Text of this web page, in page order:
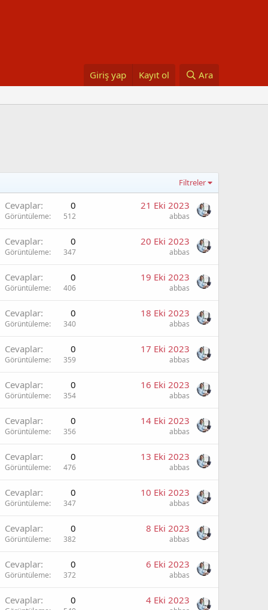
Giriş yap Kayıt ol Ara
Filtreler
Cevaplar 0
Görüntüleme 512
21 Eki 2023
abbas
Cevaplar 0
Görüntüleme 347
20 Eki 2023
abbas
Cevaplar 0
Görüntüleme 406
19 Eki 2023
abbas
Cevaplar 0
Görüntüleme 340
18 Eki 2023
abbas
Cevaplar 0
Görüntüleme 359
17 Eki 2023
abbas
Cevaplar 0
Görüntüleme 354
16 Eki 2023
abbas
Cevaplar 0
Görüntüleme 356
14 Eki 2023
abbas
Cevaplar 0
Görüntüleme 476
13 Eki 2023
abbas
Cevaplar 0
Görüntüleme 347
10 Eki 2023
abbas
Cevaplar 0
Görüntüleme 382
8 Eki 2023
abbas
Cevaplar 0
Görüntüleme 372
6 Eki 2023
abbas
Cevaplar 0 4 Eki 2023